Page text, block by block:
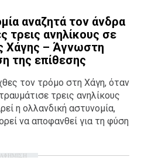
αναζητά τον άνδρα
τρεις ανηλίκους σε
Χάγης – Άγνωστη
της επίθεσης
τον τρόμο στη Χάγη, όταν
τρεις ανηλίκους
η ολλανδική αστυνομία,
να αποφανθεί για τη φύση